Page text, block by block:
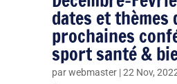
dates et thèmes
prochaines
sport santé &
parwebmaster|22 Nov,